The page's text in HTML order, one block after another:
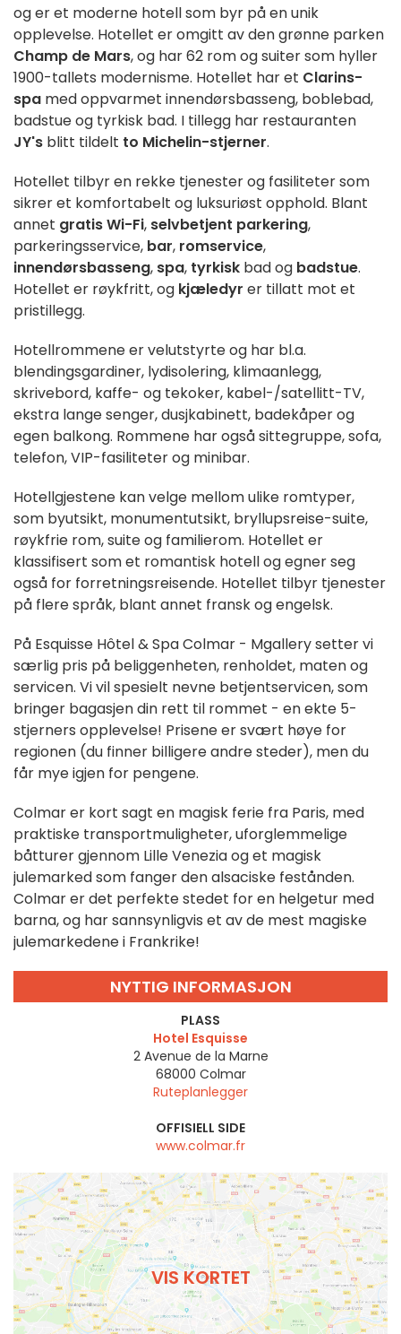
og er et moderne hotell som byr på en unik
opplevelse. Hotellet er omgitt av den grønne parken
Champ de Mars, og har 62 rom og suiter som hyller
1900-tallets modernisme. Hotellet har et Clarins-
spa med oppvarmet innendørsbasseng, boblebad,
badstue og tyrkisk bad. I tillegg har restauranten
JY's blitt tildelt to Michelin-stjerner.
Hotellet tilbyr en rekke tjenester og fasiliteter som
sikrer et komfortabelt og luksuriøst opphold. Blant
annet gratis Wi-Fi, selvbetjent parkering,
parkeringsservice, bar, romservice,
innendørsbasseng, spa, tyrkisk bad og badstue.
Hotellet er røykfritt, og kjæledyr er tillatt mot et
pristillegg.
Hotellrommene er velutstyrte og har bl.a.
blendingsgardiner, lydisolering, klimaanlegg,
skrivebord, kaffe- og tekoker, kabel-/satellitt-TV,
ekstra lange senger, dusjkabinett, badekåper og
egen balkong. Rommene har også sittegruppe, sofa,
telefon, VIP-fasiliteter og minibar.
Hotellgjestene kan velge mellom ulike romtyper,
som byutsikt, monumentutsikt, bryllupsreise-suite,
røykfrie rom, suite og familierom. Hotellet er
klassifisert som et romantisk hotell og egner seg
også for forretningsreisende. Hotellet tilbyr tjenester
på flere språk, blant annet fransk og engelsk.
På Esquisse Hôtel & Spa Colmar - Mgallery setter vi
særlig pris på beliggenheten, renholdet, maten og
servicen. Vi vil spesielt nevne betjentservicen, som
bringer bagasjen din rett til rommet - en ekte 5-
stjerners opplevelse! Prisene er svært høye for
regionen (du finner billigere andre steder), men du
får mye igjen for pengene.
Colmar er kort sagt en magisk ferie fra Paris, med
praktiske transportmuligheter, uforglemmelige
båtturer gjennom Lille Venezia og et magisk
julemarked som fanger den alsaciske festånden.
Colmar er det perfekte stedet for en helgetur med
barna, og har sannsynligvis et av de mest magiske
julemarkedene i Frankrike!
NYTTIG INFORMASJON
PLASS
Hotel Esquisse
2 Avenue de la Marne
68000 Colmar
Ruteplanlegger
OFFISIELL SIDE
www.colmar.fr
VIS KORTET